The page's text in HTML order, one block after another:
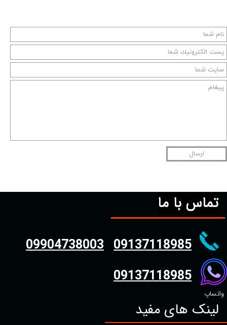
ارسال
تماس با ما
واتساپ
09904738003 09137118985
09137118985
لینک های مفید